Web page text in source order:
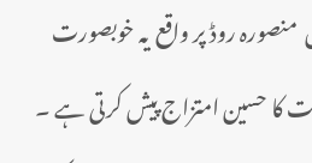
منصورہ روڈ پر واقع یہ خوبصورت
کا حسین امتزاج پیش کرتی ہے ۔